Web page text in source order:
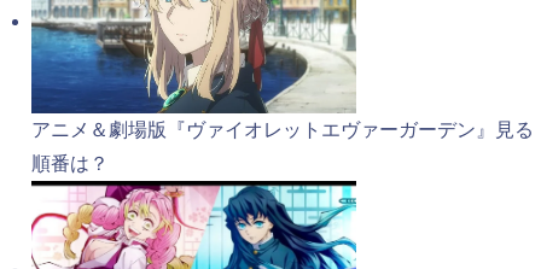
アニメ＆劇場版『ヴァイオレットエヴァーガーデン』見る
順番は？